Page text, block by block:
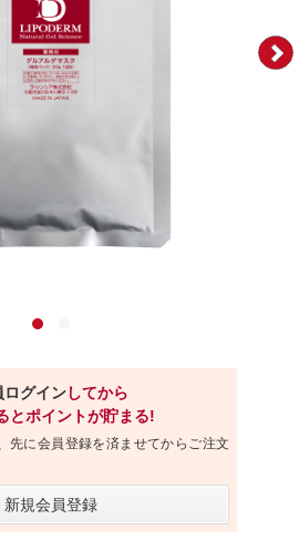
ログインしてから
とポイントが貯まる!
先に会員登録を済ませてからご注文
新規会員登録